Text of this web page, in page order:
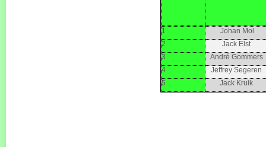
1
Johan Mol
2
Jack Elst
3
André Gommers
4
Jeffrey Segeren
5
Jack Kruik